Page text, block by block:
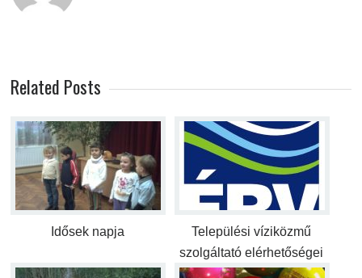
Related Posts
Idősek napja
Települési víziközmű
szolgáltató elérhetőségei